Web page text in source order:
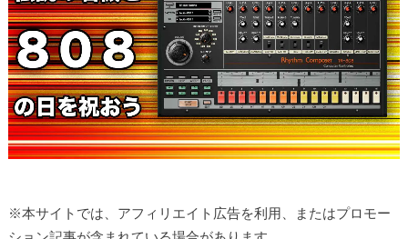
※本サイトでは、アフィリエイト広告を利用、またはプロモー